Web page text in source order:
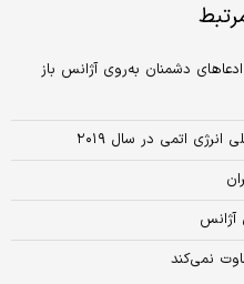
دشمنان به‌روی آژانس باز
اتمی در سال ۲۰۱۹
آژانس
نمی‌کند